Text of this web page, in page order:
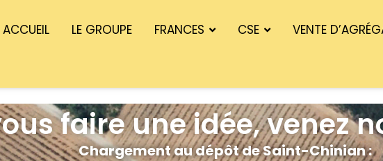
ACCUEIL LE GROUPE FRANCES CSE VENTE
faire une idée, venez
Chargement au dépôt de Saint-Chinian :